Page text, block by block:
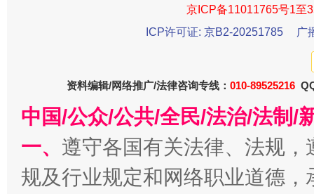
一批国家标准开始实施
京ICP备11011765号1至
ICP许可证: 京B2-20251785
广
资料编辑/网络推广/法律咨询专线： 010-89525216
中国/公众/公共/全民/法治/法制/
一、 遵守各国有关法律、法规
规及行业规定和网络职业道德